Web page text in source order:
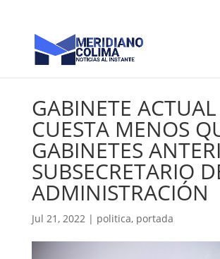
GABINETE ACTUAL
CUESTA MENOS
GABINETES
SUBSECRETARIO
ADMINISTRACIÓN
Jul 21, 2022| politica, portada